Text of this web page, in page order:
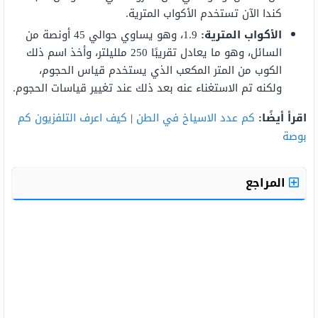
كندا الآن تستخدم الأكواب المترية.
الأكواب المترية:
1.9، وهو يساوي حوالي 45 أونصة من
السائل، وهو ما يعادل تقريبًا 250 ملليلتر، وأخذ اسم ذلك
الكوب من المتر المكعب الذي يستخدم قياس الحجوم،
ولكنه تم الاستغناء عنه بعد ذلك عند تغيير قياسات الحجوم.
اقرأ أيضًا: كم عدد الاسياخ في الطن | كيف اعرف التلفزيون كم
بوصة
المراجع